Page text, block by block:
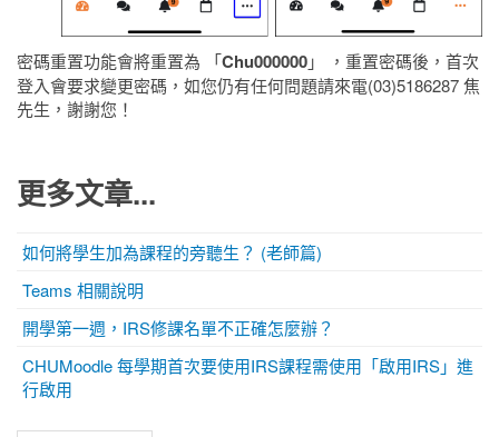
密碼重置功能會將重置為 「Chu000000」 ，重置密碼後，首次
登入會要求變更密碼， 如您仍有任何問題請來電(03)5186287 焦
先生，謝謝您！
更多文章...
如何將學生加為課程的旁聽生？ (老師篇)
Teams 相關說明
開學第一週，IRS修課名單不正確怎麼辦？
CHUMoodle 每學期首次要使用IRS課程需使用「啟用IRS」進
行啟用